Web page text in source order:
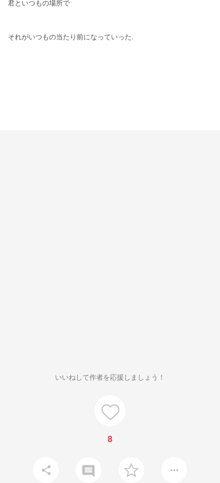
君といつもの場所で
それがいつもの当たり前になっていった.
いいねして作者を応援しましょう！
8
share insert_comment more_horiz